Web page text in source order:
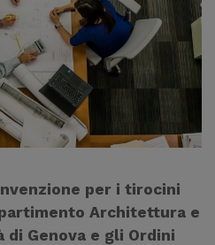
per i tirocini
Architettura e
di Genova e gli Ordini